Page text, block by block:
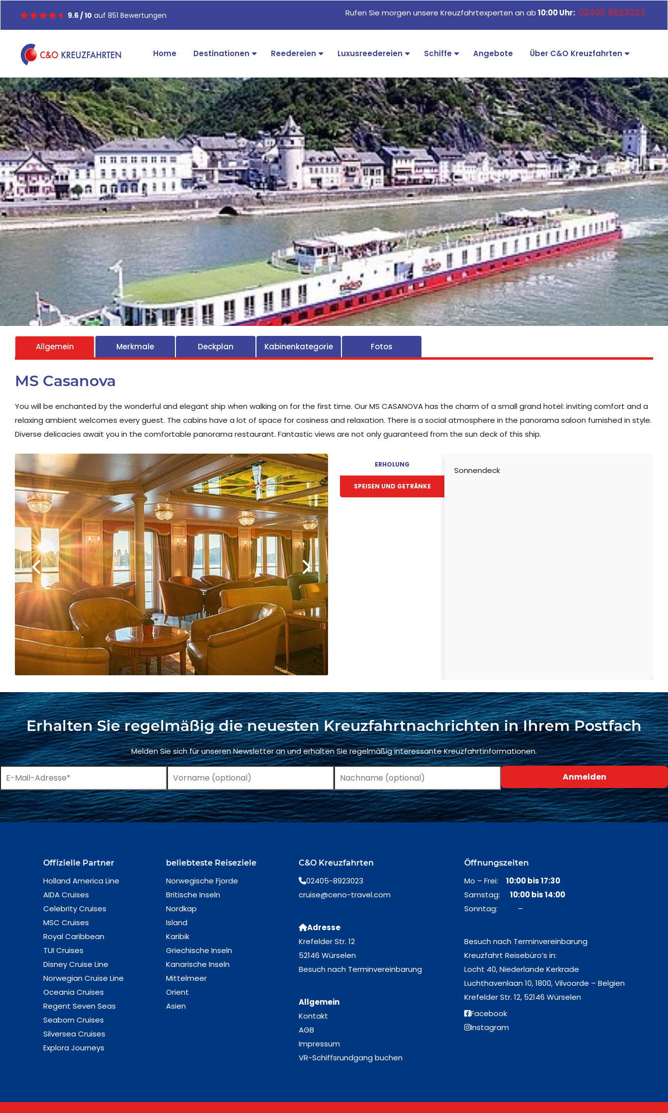
9.6 / 10 auf 851 Bewertungen Rufen Sie morgen unsere Kreuzfahrtexperten an ab10:00 Uhr: 02405 8923023
Home Destinationen Reedereien Luxusreedereien Schiffe Angebote Über C&O Kreuzfahrten
Allgemein Merkmale Deckplan Kabinenkategorie Fotos
MS Casanova
You will be enchanted by the wonderful and elegant ship when walking on for the first time. Our MS CASANOVA has the charm of a small grand hotel: inviting comfort and a
relaxing ambient welcomes every guest. The cabins have a lot of space for cosiness and relaxation. There is a social atmosphere in the panorama saloon furnished in style.
Diverse delicacies await you in the comfortable panorama restaurant. Fantastic views are not only guaranteed from the sun deck of this ship.
ERHOLUNG
SPEISEN UND GETRÄNKE
Sonnendeck
Erhalten Sie regelmäßig die neuesten Kreuzfahrtnachrichten in Ihrem Postfach
Melden Sie sich für unseren Newsletter an und erhalten Sie regelmäßig interessante Kreuzfahrtinformationen.
Offizielle Partner
Holland America Line
AIDA Cruises
Celebrity Cruises
MSC Cruises
Royal Caribbean
TUI Cruises
Disney Cruise Line
Norwegian Cruise Line
Oceania Cruises
Regent Seven Seas
Seaborn Cruises
Silversea Cruises
Explora Journeys
beliebteste Reiseziele
Norwegische Fjorde
Britische Inseln
Nordkap
Island
Karibik
Griechische Inseln
Kanarische Inseln
Mittelmeer
Orient
Asien
C&O Kreuzfahrten
02405-8923023
cruise@ceno-travel.com
Adresse
Krefelder Str. 12
52146 Würselen
Besuch nach Terminvereinbarung
Allgemein
Kontakt
AGB
Impressum
VR-Schiffsrundgang buchen
Öffnungszeiten
Mo – Frei: 10:00 bis 17:30
Samstag: 10:00 bis 14:00
Sonntag: –
Besuch nach Terminvereinbarung
Kreuzfahrt Reisebüro’s in:
Locht 40, Niederlande Kerkrade
Luchthavenlaan 10, 1800, Vilvoorde – Belgien
Krefelder Str. 12, 52146 Würselen
Facebook
Instagram